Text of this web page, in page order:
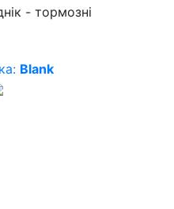
- тормозні
Blank